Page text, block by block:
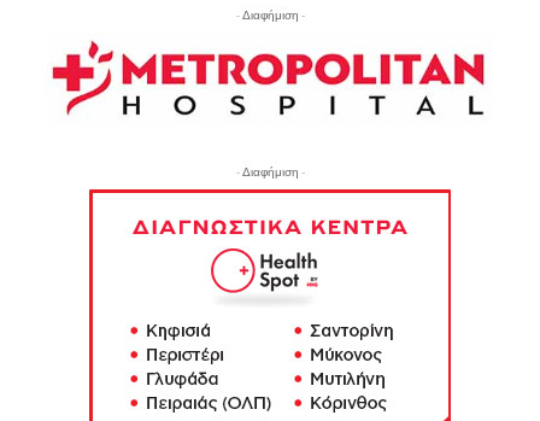
- Διαφήμιση -
- Διαφήμιση -